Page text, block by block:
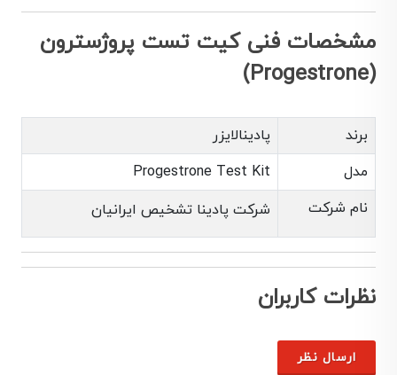
مشخصات فنی کیت تست پروژسترون
(Progestrone)
برند
پادینالایزر
مدل
Progestrone Test Kit
نام شرکت
شرکت پادینا تشخیص ایرانیان
نظرات کاربران
ارسال نظر